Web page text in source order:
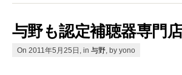
与野も認定補聴器専門
On 2011年5月25日, in 与野 , by yono